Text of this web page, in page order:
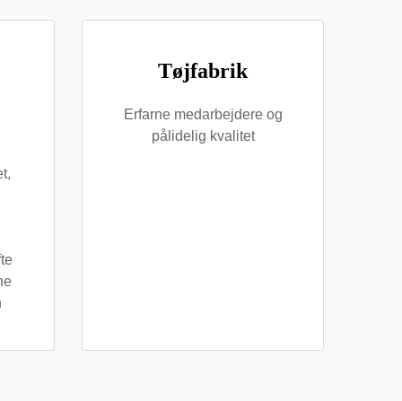
Tøjfabrik
Erfarne medarbejdere og
pålidelig kvalitet